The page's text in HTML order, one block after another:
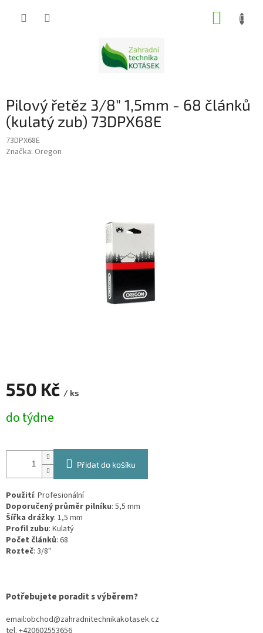
Pilový řetěz 3/8" 1,5mm - 68 článků
(kulatý zub) 73DPX68E
73DPX68E
Značka: Oregon
550 Kč / ks
cena:
do týdne
Přidat do košíku
Použití: Profesionální
Doporučený průměr pilníku: 5,5 mm
Šířka drážky: 1,5 mm
Profil zubu: Kulatý
Počet článků: 68
Rozteč: 3/8"
Potřebujete poradit s výběrem?
email:obchod@zahradnitechnikakotasek.cz